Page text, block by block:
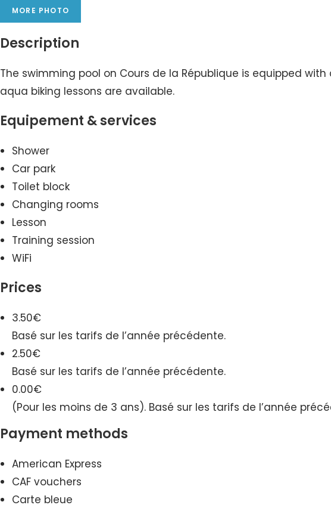
MORE PHOTO
Description
The swimming pool on Cours de la République is equipped
aqua biking lessons are available.
Equipement & services
Shower
Car park
Toilet block
Changing rooms
Lesson
Training session
WiFi
Prices
3.50€
Basé sur les tarifs de l’année précédente.
2.50€
Basé sur les tarifs de l’année précédente.
0.00€
(Pour les moins de 3 ans). Basé sur les tarifs de l’année
Payment methods
American Express
CAF vouchers
Carte bleue